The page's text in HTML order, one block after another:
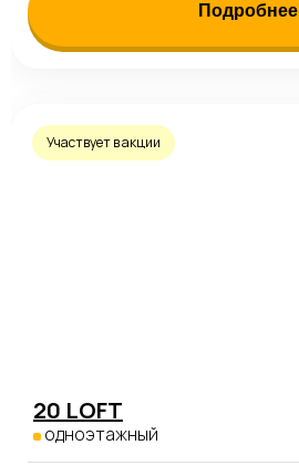
Подробнее
Участвует в акции
20 LOFT
одноэтажный